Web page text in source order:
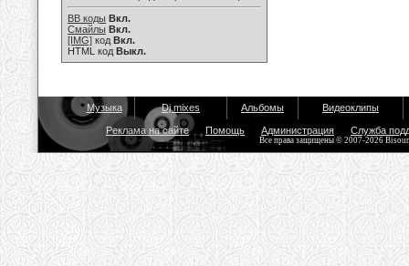
BB коды Вкл.
Смайлы Вкл.
[IMG] код Вкл.
HTML код Выкл.
Музыка Dj mixes Альбомы Видеоклипы
Реклама на сайте Помощь Администрация Служба
Все права защищены © 2007-2026